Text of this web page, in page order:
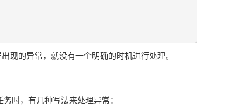
现的异常，就没有一个明确的时机进行处理。
时，有几种写法来处理异常：